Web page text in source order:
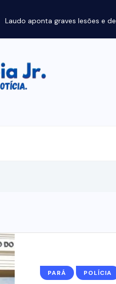
Laudo aponta graves lesões e
PARÁ POLÍCIA